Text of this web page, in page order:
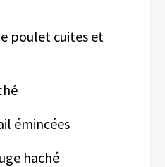
poulet cuites et
émincées
haché